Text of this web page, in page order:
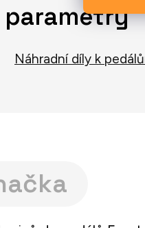
parametry
Náhradní díly k